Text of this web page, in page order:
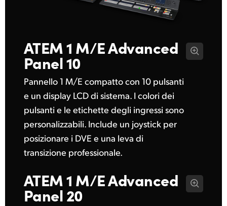
Chinese Taipei
Turkey
Ukraine
United Kingdom
ATEM 1 M/EAdvanced
Panel 10
Pannello 1 M/E compatto con 10 pulsanti
e un display LCD di sistema. I colori dei
pulsanti e le etichette degli ingressi sono
personalizzabili. Include un joystick per
posizionare i DVE e una leva di
transizione professionale.
ATEM 1 M/EAdvanced
Panel 20